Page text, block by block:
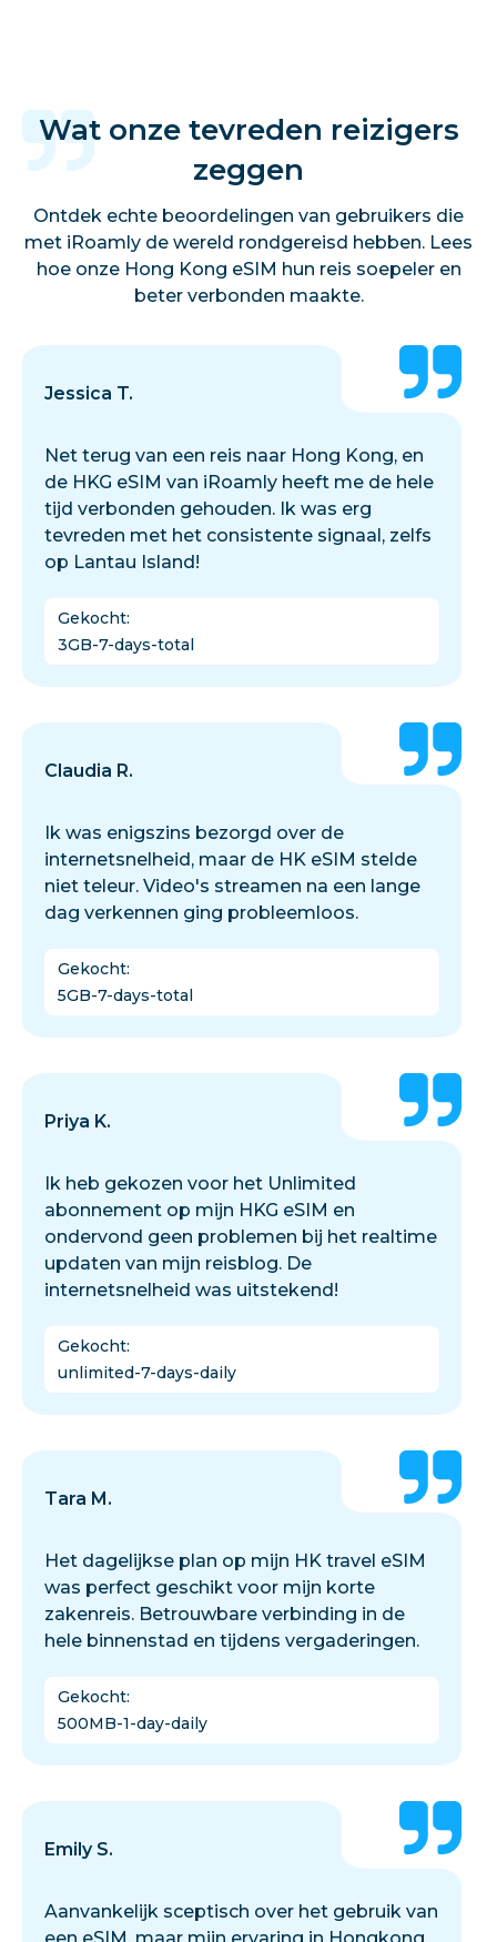
Wat onze tevreden reizigers
zeggen
Ontdek echte beoordelingen van gebruikers die
met iRoamly de wereld rondgereisd hebben. Lees
hoe onze Hong Kong eSIM hun reis soepeler en
beter verbonden maakte.
Jessica T.
Net terug van een reis naar Hong Kong, en
de HKG eSIM van iRoamly heeft me de hele
tijd verbonden gehouden. Ik was erg
tevreden met het consistente signaal, zelfs
op Lantau Island!
Gekocht:
3GB-7-days-total
Claudia R.
Ik was enigszins bezorgd over de
internetsnelheid, maar de HK eSIM stelde
niet teleur. Video's streamen na een lange
dag verkennen ging probleemloos.
Gekocht:
5GB-7-days-total
Priya K.
Ik heb gekozen voor het Unlimited
abonnement op mijn HKG eSIM en
ondervond geen problemen bij het realtime
updaten van mijn reisblog. De
internetsnelheid was uitstekend!
Gekocht:
unlimited-7-days-daily
Tara M.
Het dagelijkse plan op mijn HK travel eSIM
was perfect geschikt voor mijn korte
zakenreis. Betrouwbare verbinding in de
hele binnenstad en tijdens vergaderingen.
Gekocht:
500MB-1-day-daily
Emily S.
Aanvankelijk sceptisch over het gebruik van